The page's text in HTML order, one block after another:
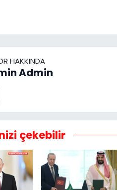
HAKKINDA
Admin
çekebilir